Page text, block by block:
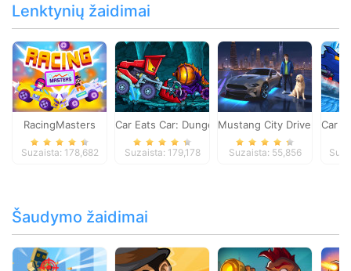
Lenktynių žaidimai
RacingMasters
Suzaista: 178,682
Car Eats Car: Dungeon Adventure
Suzaista: 179,178
Mustang City Driver
Suzaista: 55,856
Car
Šaudymo žaidimai